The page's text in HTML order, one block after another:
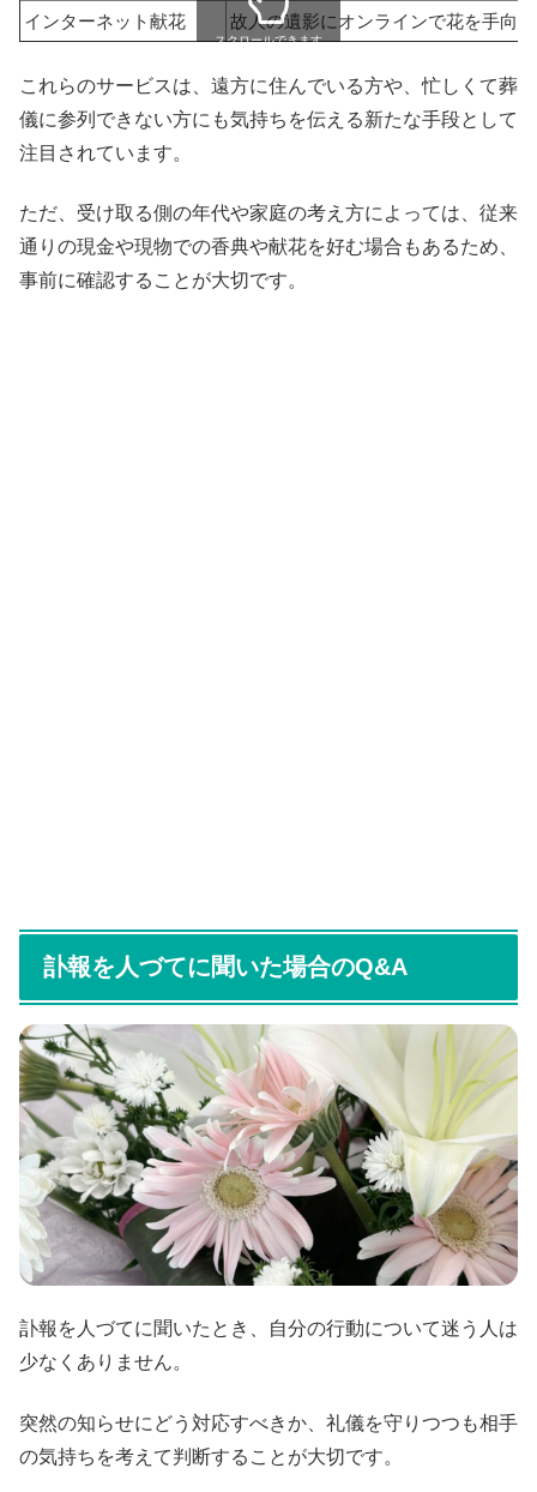
インターネット献花 故人の遺影にオンラインで花を手向
スクロールできます
これらのサービスは、遠方に住んでいる方や、忙しくて葬
儀に参列できない方にも気持ちを伝える新たな手段として
注目されています。
ただ、受け取る側の年代や家庭の考え方によっては、従来
通りの現金や現物での香典や献花を好む場合もあるため、
事前に確認することが大切です。
訃報を人づてに聞いた場合のQ&A
訃報を人づてに聞いたとき、自分の行動について迷う人は
少なくありません。
突然の知らせにどう対応すべきか、礼儀を守りつつも相手
の気持ちを考えて判断することが大切です。